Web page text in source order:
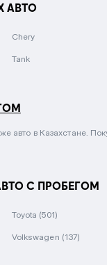
АВТО
Chery
Tank
авто в Казахстане.
С ПРОБЕГОМ
Toyota (501)
Volkswagen (137)